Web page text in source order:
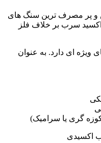
و پر مصرف ترین سنگ های
سرب بر خلاف فلز
ویژه ای دارد. به عنوان
گری یا سرامیک)